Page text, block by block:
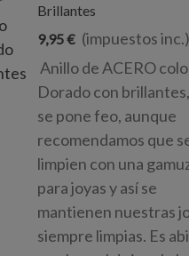
Brillantes
9,95 € (impuestos inc.)
Anillo de ACERO
Dorado con
se pone feo, aunque
recomendamos que
limpien con una
para joyas y así se
mantienen nuestras
siempre limpias. Es